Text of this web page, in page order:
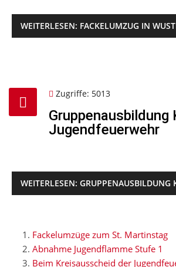
WEITERLESEN: FACKELUMZUG IN
Zugriffe: 5013
Gruppenausbildung
Jugendfeuerwehr
WEITERLESEN: GRUPPENAUSBILDUNG
Fackelumzüge zum St. Martinstag
Abnahme Jugendflamme Stufe 1
Beim Kreisausscheid der